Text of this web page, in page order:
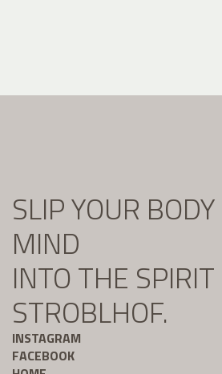
SLIP YOUR
MIND
INTO THE
STROBLHOF.
INSTAGRAM
FACEBOOK